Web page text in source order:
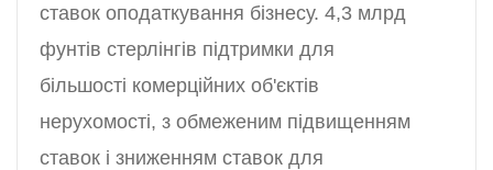
ставок оподаткування бізнесу. 4,3 млрд
фунтів стерлінгів підтримки для
більшості комерційних об'єктів
нерухомості, з обмеженим підвищенням
ставок і зниженням ставок для